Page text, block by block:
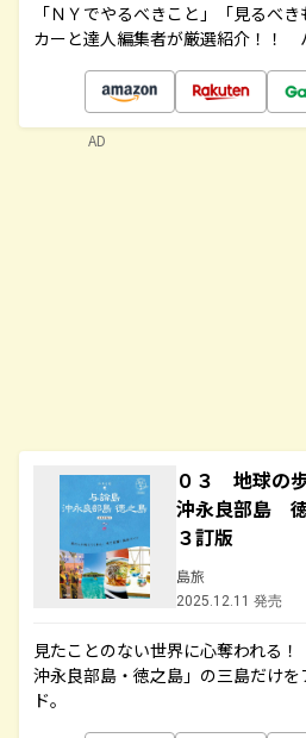
「ＮＹでやるべきこと」「見るべ
カーと達人編集者が厳選紹介！！
０３ 地球の
沖永良部島
３訂版
島旅
2025.12.11 発売
見たことのない世界に心奪われる
沖永良部島・徳之島」の三島だけ
ド。
AD